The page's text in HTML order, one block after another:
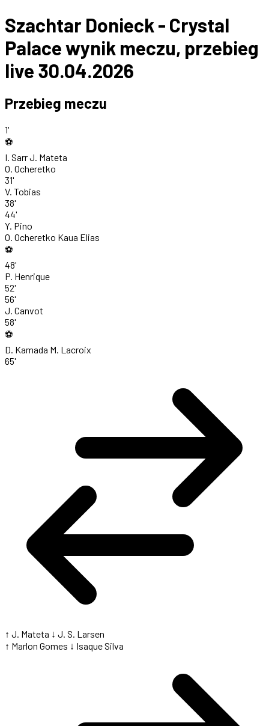
Szachtar Donieck - Crystal
Palace wynik meczu, przebieg
live 30.04.2026
Przebieg meczu
1'
⚽
I. SarrJ. Mateta
O. Ocheretko
31'
V. Tobias
38'
44'
Y. Pino
O. Ocheretko Kaua Elias
⚽
48'
P. Henrique
52'
56'
J. Canvot
58'
⚽
D. Kamada M. Lacroix
65'
↑ J. Mateta ↓ J. S. Larsen
↑ Marlon Gomes ↓ Isaque Silva